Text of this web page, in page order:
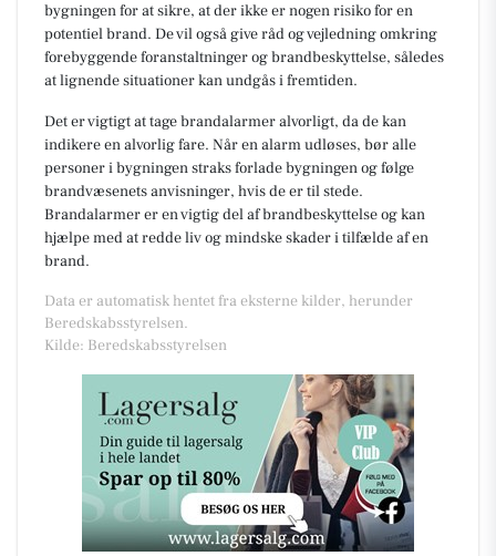
bygningen for at sikre, at der ikke er nogen risiko for en
potentiel brand. De vil også give råd og vejledning omkring
forebyggende foranstaltninger og brandbeskyttelse, således
at lignende situationer kan undgås i fremtiden.
Det er vigtigt at tage brandalarmer alvorligt, da de kan
indikere en alvorlig fare. Når en alarm udløses, bør alle
personer i bygningen straks forlade bygningen og følge
brandvæsenets anvisninger, hvis de er til stede.
Brandalarmer er en vigtig del af brandbeskyttelse og kan
hjælpe med at redde liv og mindske skader i tilfælde af en
brand.
Data er automatisk hentet fra eksterne kilder, herunder
Beredskabsstyrelsen.
Kilde: Beredskabsstyrelsen